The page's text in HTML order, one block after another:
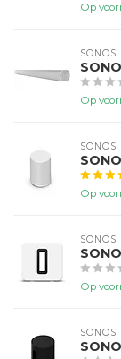
Op
SONOS
Op
SONOS
Op
SONOS
Op
SONOS